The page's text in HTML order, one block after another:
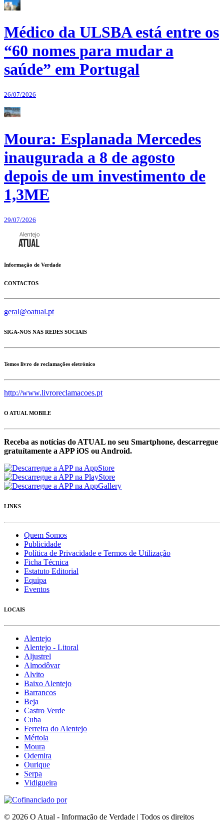
Médico da ULSBA está entre os
“60 nomes para mudar a
saúde” em Portugal
26/07/2026
Moura: Esplanada Mercedes
inaugurada a 8 de agosto
depois de um investimento de
1,3ME
29/07/2026
Informação de Verdade
CONTACTOS
geral@oatual.pt
SIGA-NOS NAS REDES SOCIAIS
Temos livro de reclamações eletrónico
http://www.livroreclamacoes.pt
O ATUAL MOBILE
Receba as notícias do ATUAL no seu Smartphone, descarregue
gratuítamente a APP iOS ou Android.
LINKS
Quem Somos
Publicidade
Política de Privacidade e Termos de Utilização
Ficha Técnica
Estatuto Editorial
Equipa
Eventos
LOCAIS
Alentejo
Alentejo - Litoral
Aljustrel
Almodôvar
Alvito
Baixo Alentejo
Barrancos
Beja
Castro Verde
Cuba
Ferreira do Alentejo
Mértola
Moura
Odemira
Ourique
Serpa
Vidigueira
© 2026 O Atual - Informação de Verdade | Todos os direitos